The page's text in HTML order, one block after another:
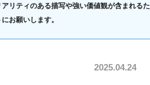
リティのある描写や強い価値観が含まれるた
お願いします。
2025.04.24